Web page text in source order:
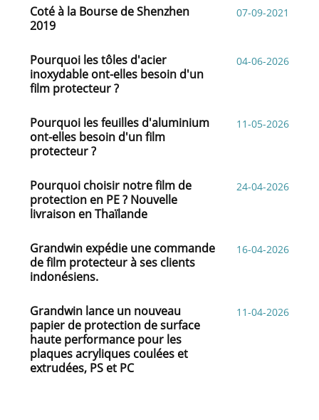
Coté à la Bourse de Shenzhen
2019
07-09-2021
Pourquoi les tôles d'acier
inoxydable ont-elles besoin d'un
film protecteur ?
04-06-2026
Pourquoi les feuilles d'aluminium
ont-elles besoin d'un film
protecteur ?
11-05-2026
Pourquoi choisir notre film de
protection en PE ? Nouvelle
livraison en Thaïlande
24-04-2026
Grandwin expédie une commande
de film protecteur à ses clients
indonésiens.
16-04-2026
Grandwin lance un nouveau
papier de protection de surface
haute performance pour les
plaques acryliques coulées et
extrudées, PS et PC
11-04-2026